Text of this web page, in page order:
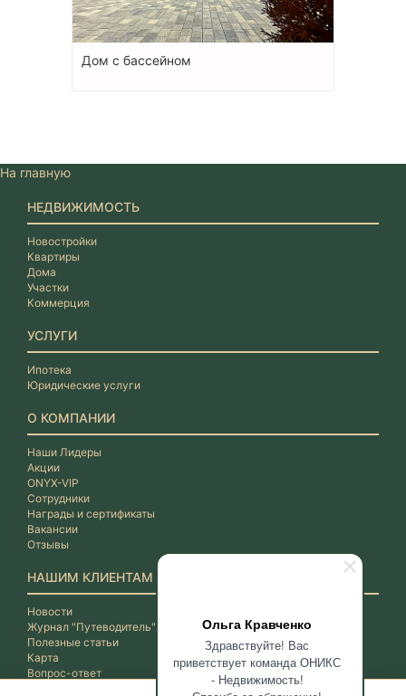
Ольга Кравченко
Здравствуйте! Вас
приветствует команда ОНИКС
- Недвижимость!
Дом с бассейном
На главную
НЕДВИЖИМОСТЬ
Новостройки
Квартиры
Дома
Участки
Коммерция
УСЛУГИ
Ипотека
Юридические услуги
О КОМПАНИИ
Наши Лидеры
Акции
ONYX-VIP
Сотрудники
Награды и сертификаты
Вакансии
Отзывы
НАШИМ КЛИЕНТАМ
Новости
Журнал "Путеводитель"
Полезные статьи
Карта
Вопрос-ответ